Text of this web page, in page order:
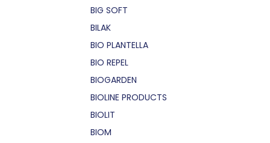
BIG SOFT
BILAK
BIO PLANTELLA
BIO REPEL
BIOGARDEN
BIOLINE PRODUCTS
BIOLIT
BIOM